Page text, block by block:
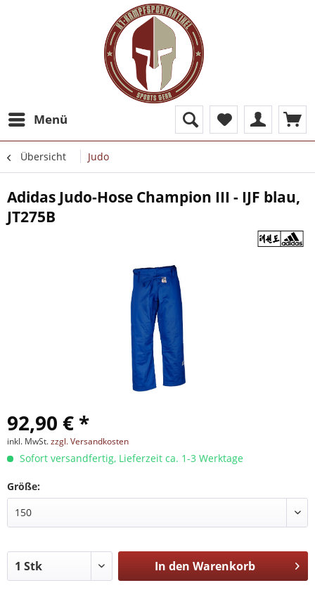
Menü
Übersicht Judo
Adidas Judo-Hose Champion III - IJF blau,
JT275B
92,90 € *
inkl. MwSt.zzgl. Versandkosten
Sofort versandfertig, Lieferzeit ca. 1-3 Werktage
Größe:
In den Warenkorb